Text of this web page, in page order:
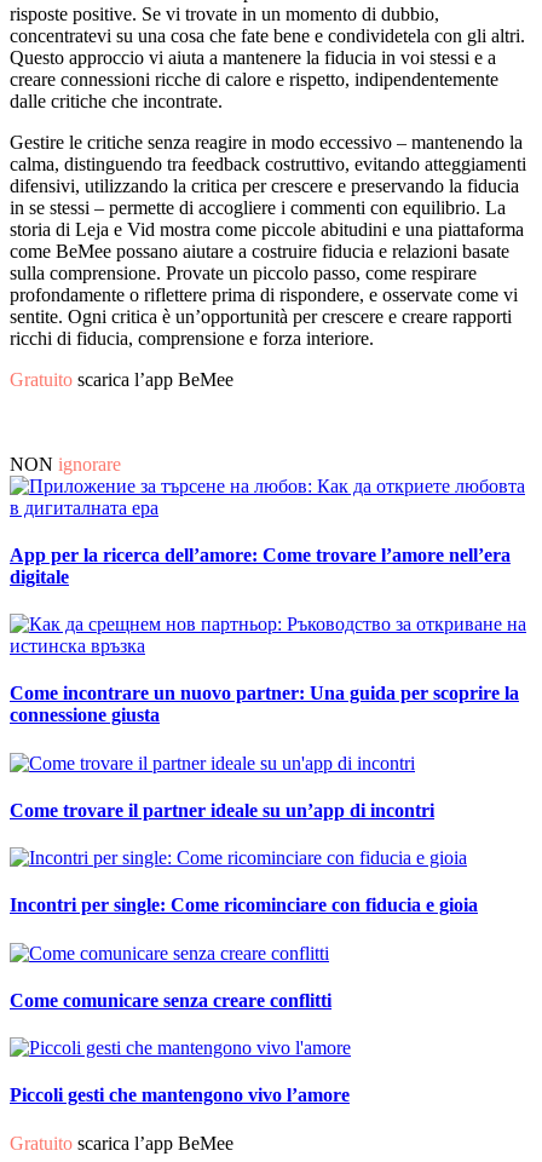
risposte positive. Se vi trovate in un momento di dubbio,
concentratevi su una cosa che fate bene e condividetela con gli altri.
Questo approccio vi aiuta a mantenere la fiducia in voi stessi e a
creare connessioni ricche di calore e rispetto, indipendentemente
dalle critiche che incontrate.
Gestire le critiche senza reagire in modo eccessivo – mantenendo la
calma, distinguendo tra feedback costruttivo, evitando atteggiamenti
difensivi, utilizzando la critica per crescere e preservando la fiducia
in se stessi – permette di accogliere i commenti con equilibrio. La
storia di Leja e Vid mostra come piccole abitudini e una piattaforma
come BeMee possano aiutare a costruire fiducia e relazioni basate
sulla comprensione. Provate un piccolo passo, come respirare
profondamente o riflettere prima di rispondere, e osservate come vi
sentite. Ogni critica è un’opportunità per crescere e creare rapporti
ricchi di fiducia, comprensione e forza interiore.
Gratuito scarica l’app BeMee
NON ignorare
App per la ricerca dell’amore: Come trovare l’amore nell’era
digitale
Come incontrare un nuovo partner: Una guida per scoprire la
connessione giusta
Come trovare il partner ideale su un’app di incontri
Incontri per single: Come ricominciare con fiducia e gioia
Come comunicare senza creare conflitti
Piccoli gesti che mantengono vivo l’amore
Gratuito scarica l’app BeMee